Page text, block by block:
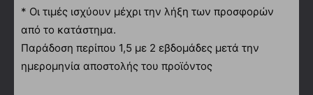
* Οι τιμές ισχύουν μέχρι την λήξη των προσφορών
από το κατάστημα.
Παράδοση περίπου 1,5 με 2 εβδομάδες μετά την
ημερομηνία αποστολής του προϊόντος